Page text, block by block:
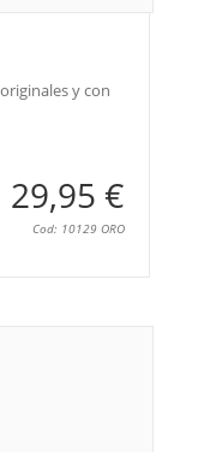
y con
29,95 €
Cod: 10129 ORO